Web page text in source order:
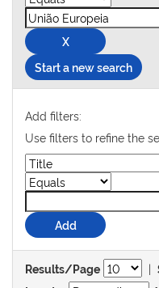
Start a new search
Add filters:
Use filters to refine the
Results/Page |